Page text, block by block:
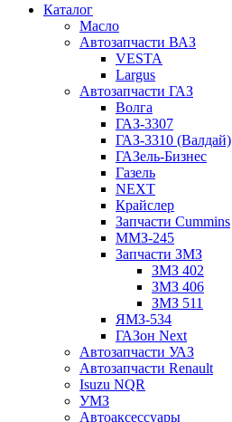
Каталог
Масло
Автозапчасти ВАЗ
VESTA
Largus
Автозапчасти ГАЗ
Волга
ГАЗ-3307
ГАЗ-3310 (Валдай)
ГАЗель-Бизнес
Газель
NEXT
Крайслер
Запчасти Cummins
ММЗ-245
Запчасти ЗМЗ
ЗМЗ 402
ЗМЗ 406
ЗМЗ 511
ЯМЗ-534
ГАЗон Next
Автозапчасти УАЗ
Автозапчасти Renault
Isuzu NQR
УМЗ
Автоаксессуары